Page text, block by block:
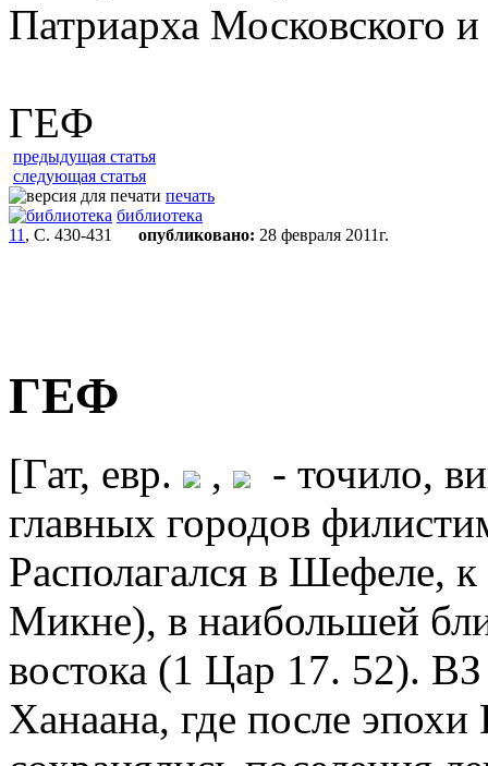
Патриарха Московского
ГЕФ
предыдущая статья
следующая статья
печать
библиотека
11 , С. 430-431 опубликовано: 28 февраля 2011г.
ГЕФ
[Гат, евр. ,
- точило,
главных городов
Располагался в Шефеле,
Микне), в наибольшей
востока (1 Цар 17. 52).
Ханаана, где после